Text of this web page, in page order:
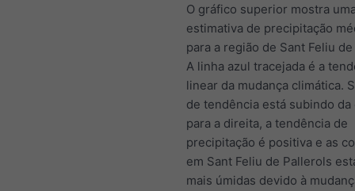
O gráfico superior mostra
estimativa de precipitação
para a região de Sant Feliu
A linha azul tracejada é a
linear da mudança climática.
de tendência está subindo da
para a direita, a tendência de
precipitação é positiva e as
em Sant Feliu de Pallerols
mais úmidas devido à